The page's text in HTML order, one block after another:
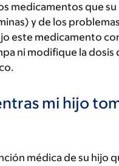
medicamentos que
y de los
este medicamento
ni modifique la
mi hijo
médica de su hijo